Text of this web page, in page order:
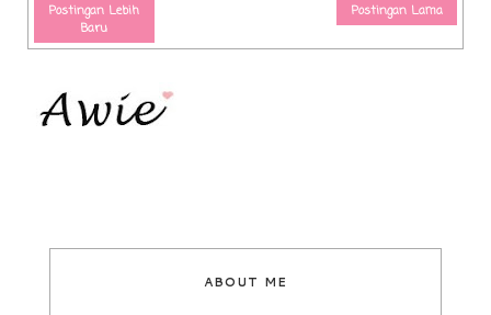
Postingan Lebih
Baru
Postingan Lama
ABOUT ME